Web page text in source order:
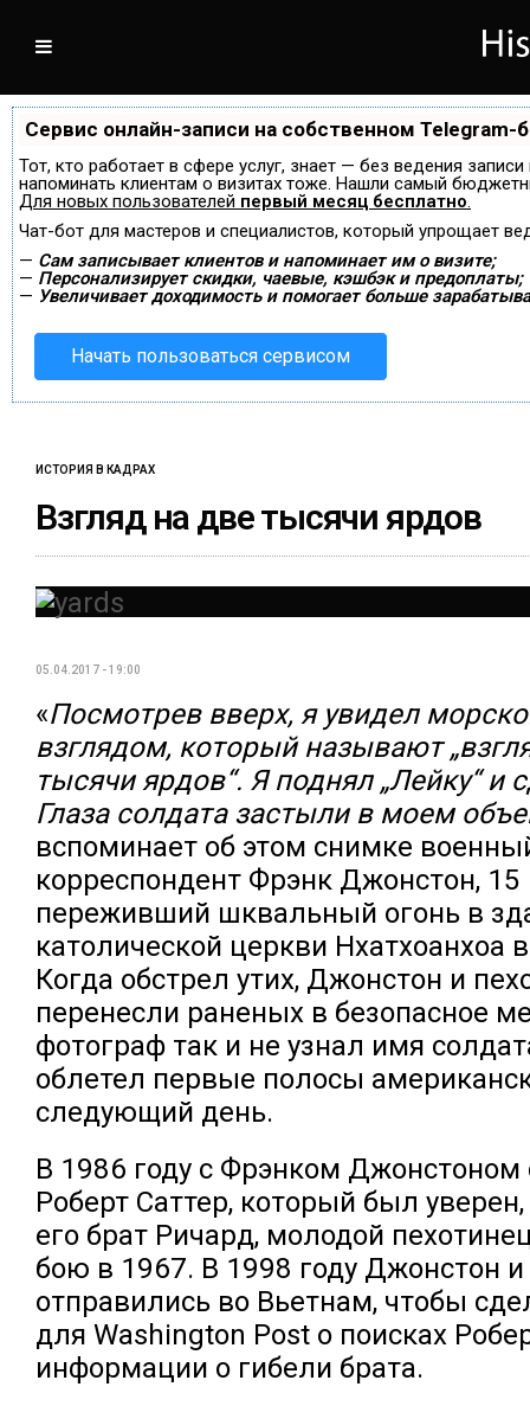
Сервис онлайн-записи на собственном Telegram-
Тот, кто работает в сфере услуг, знает — без ведения
напоминать клиентам о визитах тоже. Нашли самый
Для новых пользователей первый месяц бесплатно.
Чат-бот для мастеров и специалистов, который упрощает
— Сам записывает клиентов и напоминает им о визите;
— Персонализирует скидки, чаевые, кэшбэк и предоплаты;
— Увеличивает доходимость и помогает больше
Начать пользоваться сервисом
ИСТОРИЯ В КАДРАХ
Взгляд на две тысячи ярдов
05.04.2017 - 19:00
«Посмотрев вверх, я увидел
взглядом, который называют
тысячи ярдов“. Я поднял „Лейку“ и
Глаза солдата застыли в моем
вспоминает об этом снимке
корреспондент Фрэнк Джонстон,
переживший шквальный огонь в
католической церкви Нхатхоанхоа
Когда обстрел утих, Джонстон и
перенесли раненых в безопасное
фотограф так и не узнал имя
облетел первые полосы
следующий день.
В 1986 году с Фрэнком Джонстоном
Роберт Саттер, который был
его брат Ричард, молодой
бою в 1967. В 1998 году Джонстон и
отправились во Вьетнам, чтобы
для Washington Post о поисках
информации о гибели брата.